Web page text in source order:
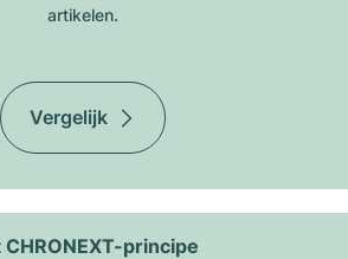
artikelen.
Vergelijk
CHRONEXT-principe